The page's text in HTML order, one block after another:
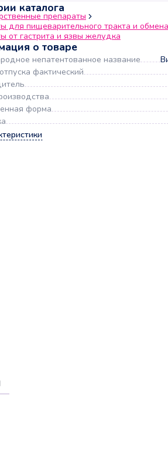
каталога
препараты
для пищеварительного тракта и
от гастрита и язвы желудка
о товаре
непатентованное название
фактический
форма